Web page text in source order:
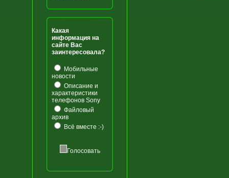
Какая
информация на
сайте Вас
заинтересовала?
Мобильные
новости
Описание и
характеристики
телефонов Sony
Файловый
архив
Всё вместе :-)
Голосовать